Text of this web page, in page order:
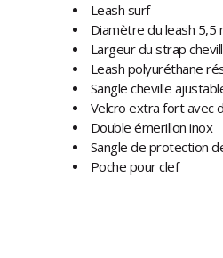
Leash surf
Diamètre du leash 5,5
Largeur du strap
Leash polyuréthane
Sangle cheville
Velcro extra fort avec
Double émerillon inox
Sangle de protection
Poche pour clef